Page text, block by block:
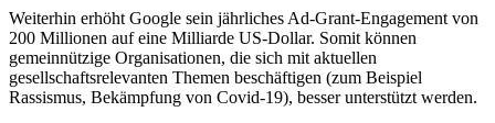
Weiterhin erhöht Google sein jährliches Ad-Grant-Engagement von
200 Millionen auf eine Milliarde US-Dollar. Somit können
gemeinnützige Organisationen, die sich mit aktuellen
gesellschaftsrelevanten Themen beschäftigen (zum Beispiel
Rassismus, Bekämpfung von Covid-19), besser unterstützt werden.